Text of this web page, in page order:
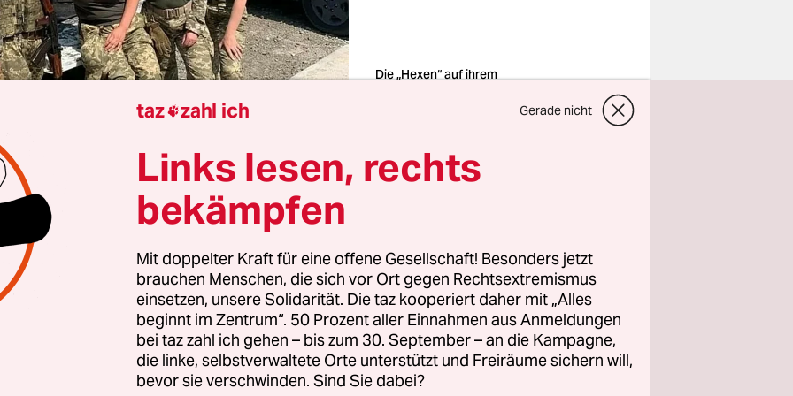
Die „Hexen“ auf ihrem
so werden, wie die Hexe es sagt“, heißt es in einem Lied,
aktuellen Krieg in der Ukraine zu einem symbolischen
ist.
in der Ukraine
dem Einmarsch im 24. Februar 2022 begann der groß
russische Angriffskrieg auf die Ukraine. Bereits im März
erfolgte die Annexion der Krim, kurz darauf entbrannte der
in den ostukrainischen Gebieten.
taz zahl ich Gerade nicht
Links lesen, rechts
bekämpfen
Mit doppelter Kraft für eine offene Gesellschaft! Besonders jetzt
brauchen Menschen, die sich vor Ort gegen Rechtsextremismus
einsetzen, unsere Solidarität. Die taz kooperiert daher mit „Alles
beginnt im Zentrum“. 50 Prozent aller Einnahmen aus Anmeldungen
bei taz zahl ich gehen – bis zum 30. September – an die Kampagne,
die linke, selbstverwaltete Orte unterstützt und Freiräume sichern will,
bevor sie verschwinden. Sind Sie dabei?